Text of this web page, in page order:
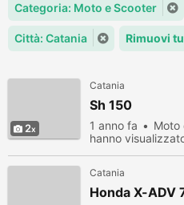
Categoria: Moto e Scooter
Città: Catania Rimuovi
2
Catania
Sh 150
1 anno fa Moto
hanno
Catania
Honda X-ADV